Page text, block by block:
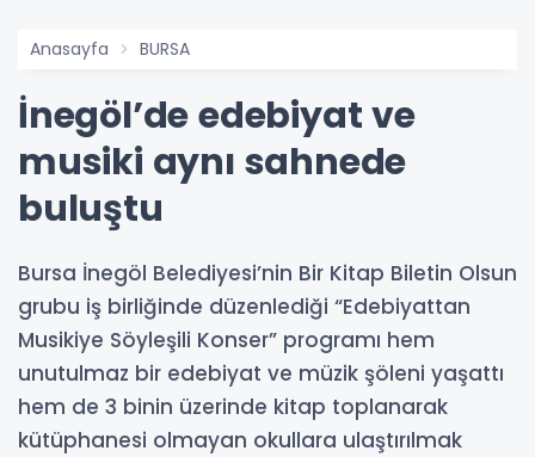
Anasayfa BURSA
İnegöl’de edebiyat ve
musiki aynı sahnede
buluştu
Bursa İnegöl Belediyesi’nin Bir Kitap Biletin Olsun
grubu iş birliğinde düzenlediği “Edebiyattan
Musikiye Söyleşili Konser” programı hem
unutulmaz bir edebiyat ve müzik şöleni yaşattı
hem de 3 binin üzerinde kitap toplanarak
kütüphanesi olmayan okullara ulaştırılmak